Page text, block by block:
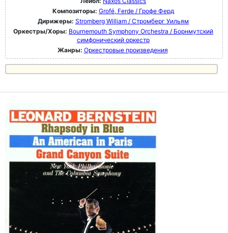
Композиторы: Grofé, Ferde / Грофе Ферд
Дирижеры: Stromberg William / Стромберг Уильям
Оркестры/Хоры: Bournemouth Symphony Orchestra / Борнмутский
симфонический оркестр
Жанры: Оркестровые произведения